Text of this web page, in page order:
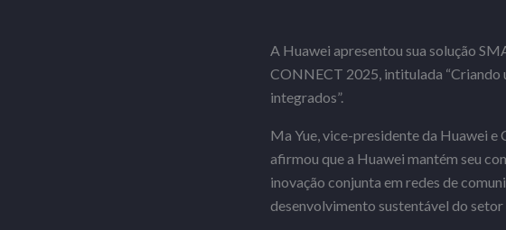
A Huawei apresentou sua solução
CONNECT 2025, intitulada “Criando
integrados”.
Ma Yue, vice-presidente da Huawei
afirmou que a Huawei mantém seu
inovação conjunta em redes de
desenvolvimento sustentável do